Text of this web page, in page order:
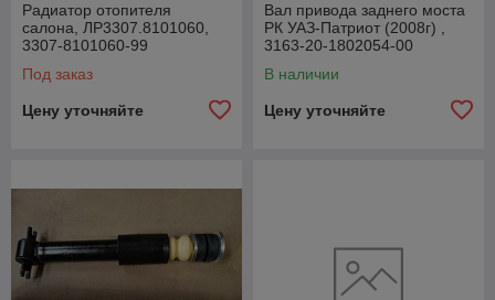
Радиатор отопителя
салона, ЛР3307.8101060,
3307-8101060-99
Под заказ
Цену уточняйте
Вал привода заднего моста
РК УАЗ-Патриот (2008г) ,
3163-20-1802054-00
В наличии
Цену уточняйте